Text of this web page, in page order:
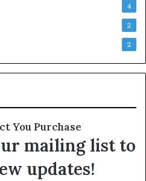
4
2
2
You Purchase
mailing list to
updates!